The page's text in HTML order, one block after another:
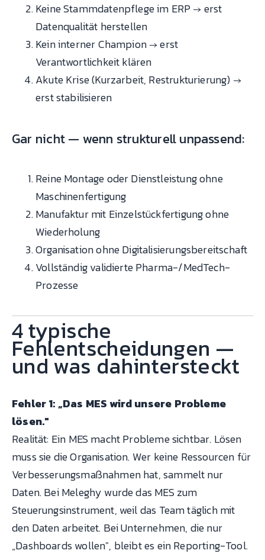
Keine Stammdatenpflege im ERP → erst
Datenqualität herstellen
Kein interner Champion → erst
Verantwortlichkeit klären
Akute Krise (Kurzarbeit, Restrukturierung) →
erst stabilisieren
Gar nicht — wenn strukturell unpassend:
Reine Montage oder Dienstleistung ohne
Maschinenfertigung
Manufaktur mit Einzelstückfertigung ohne
Wiederholung
Organisation ohne Digitalisierungsbereitschaft
Vollständig validierte Pharma-/MedTech-
Prozesse
4 typische
Fehlentscheidungen —
und was dahintersteckt
Fehler 1: „Das MES wird unsere Probleme
lösen."
Realität: Ein MES macht Probleme sichtbar. Lösen
muss sie die Organisation. Wer keine Ressourcen für
Verbesserungsmaßnahmen hat, sammelt nur
Daten. Bei Meleghy wurde das MES zum
Steuerungsinstrument, weil das Team täglich mit
den Daten arbeitet. Bei Unternehmen, die nur
„Dashboards wollen", bleibt es ein Reporting-Tool.